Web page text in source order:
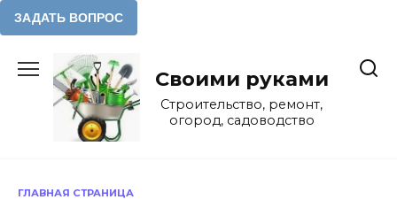
содержанию
Своими руками
Строительство, ремонт,
огород, садоводство
ГЛАВНАЯ СТРАНИЦА